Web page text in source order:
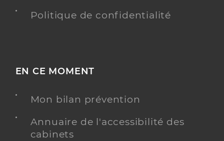
Politique de confidentialité
EN CE MOMENT
Mon bilan prévention
Annuaire de l'accessibilité des
cabinets